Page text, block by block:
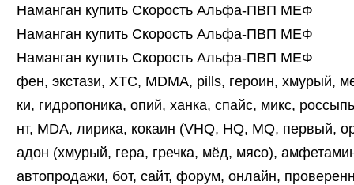
Наманган купить Скорость Альфа-ПВП МЕФ
Наманган купить Скорость Альфа-ПВП МЕФ
Наманган купить Скорость Альфа-ПВП МЕФ
фен, экстази, XTC, MDMA, pills, героин, хмурый,
ки, гидропоника, опий, ханка, спайс, микс,
нт, MDA, лирика, кокаин (VHQ, HQ, MQ, первый,
адон (хмурый, гера, гречка, мёд, мясо),
автопродажи, бот, сайт, форум, онлайн,